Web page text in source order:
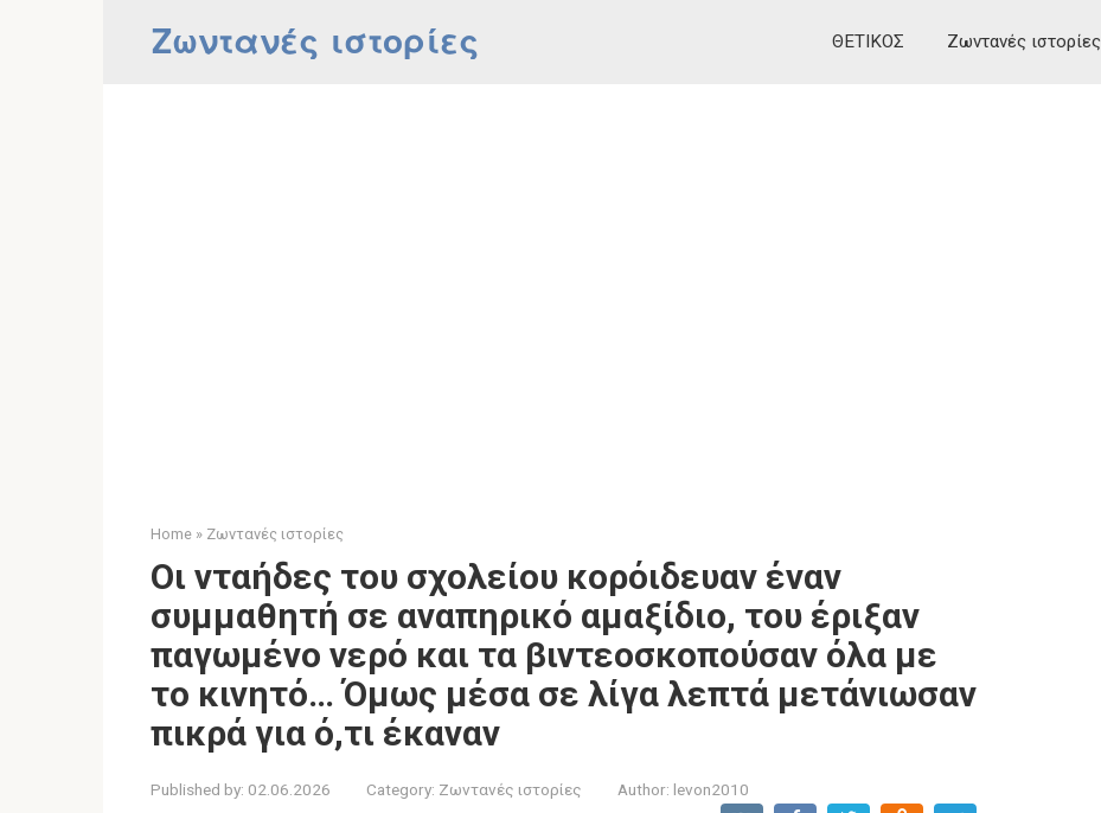
Ζωντανές ιστορίες ΘΕΤΙΚΟΣ Ζωντανές ιστορίες
Home » Ζωντανές ιστορίες
Οι νταήδες του σχολείου κορόιδευαν έναν
συμμαθητή σε αναπηρικό αμαξίδιο, του έριξαν
παγωμένο νερό και τα βιντεοσκοπούσαν όλα με
το κινητό… Όμως μέσα σε λίγα λεπτά μετάνιωσαν
πικρά για ό,τι έκαναν
Published by: 02.06.2026 Category: Ζωντανές ιστορίες Author: levon2010